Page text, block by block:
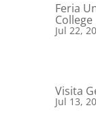
Feria
College
Jul 22,
Visita
Jul 13,